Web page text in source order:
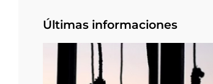
Últimas informaciones